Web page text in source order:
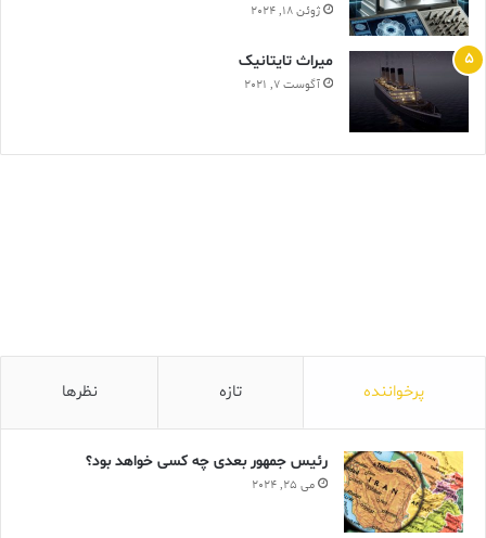
ژوئن 18, 2024
ميراث تايتانيک
آگوست 7, 2021
پرخواننده تازه نظرها
رئیس جمهور بعدی چه کسی خواهد بود؟
می 25, 2024